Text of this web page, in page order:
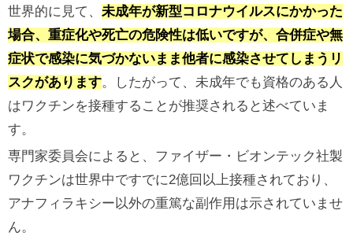
世界的に見て、 未成年が新型コロナウイルスにかかった
場合、重症化や死亡の危険性は低いですが、合併症や無
症状で感染に気づかないまま他者に感染させてしまうリ
スクがあります。したがって、未成年でも資格のある人
はワクチンを接種することが推奨されると述べていま
す。
専門家委員会によると、ファイザー・ビオンテック社製
ワクチンは世界中ですでに2億回以上接種されており、
アナフィラキシー以外の重篤な副作用は示されていませ
ん。